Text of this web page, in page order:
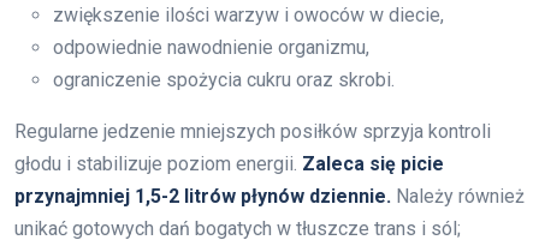
zwiększenie ilości warzyw i owoców w diecie,
odpowiednie nawodnienie organizmu,
ograniczenie spożycia cukru oraz skrobi.
Regularne jedzenie mniejszych posiłków sprzyja kontroli
głodu i stabilizuje poziom energii. Zaleca się picie
przynajmniej 1,5-2 litrów płynów dziennie. Należy również
unikać gotowych dań bogatych w tłuszcze trans i sól;